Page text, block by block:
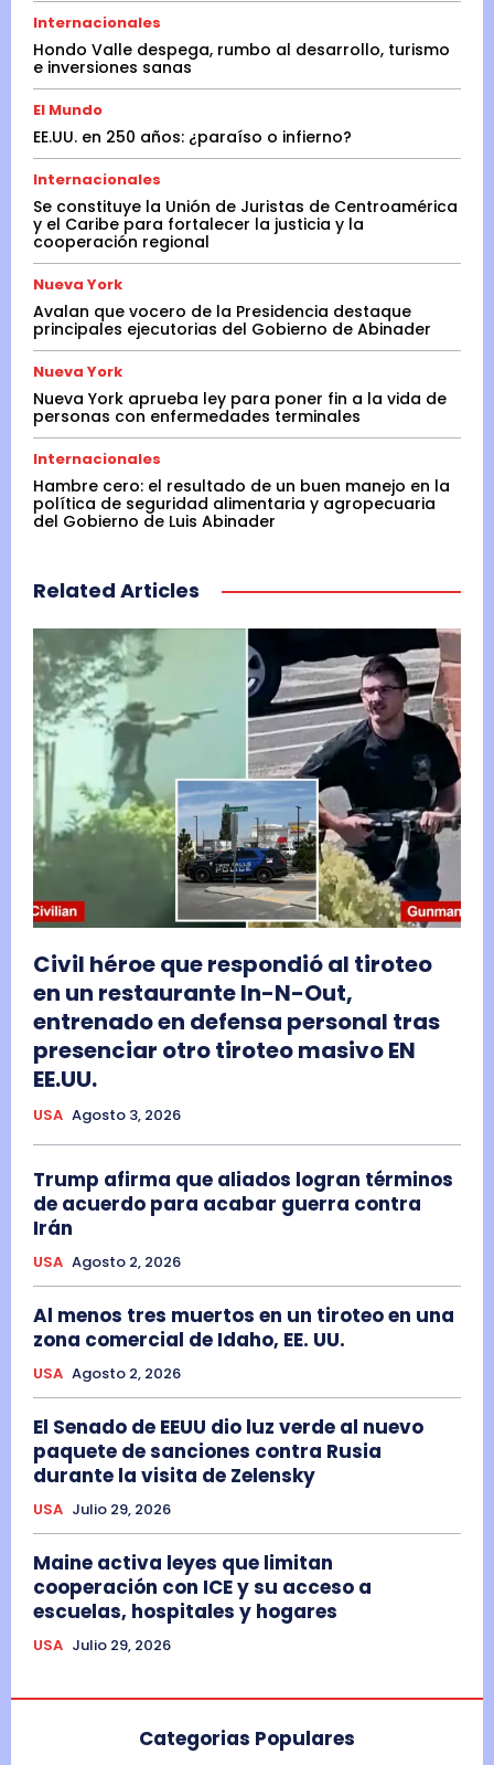
Internacionales
Hondo Valle despega, rumbo al desarrollo, turismo
e inversiones sanas
El Mundo
EE.UU. en 250 años: ¿paraíso o infierno?
Internacionales
Se constituye la Unión de Juristas de Centroamérica
y el Caribe para fortalecer la justicia y la
cooperación regional
Nueva York
Avalan que vocero de la Presidencia destaque
principales ejecutorias del Gobierno de Abinader
Nueva York
Nueva York aprueba ley para poner fin a la vida de
personas con enfermedades terminales
Internacionales
Hambre cero: el resultado de un buen manejo en la
política de seguridad alimentaria y agropecuaria
del Gobierno de Luis Abinader
Related Articles
Civil héroe que respondió al tiroteo
en un restaurante In-N-Out,
entrenado en defensa personal tras
presenciar otro tiroteo masivo EN
EE.UU.
USA Agosto 3, 2026
Trump afirma que aliados logran términos
de acuerdo para acabar guerra contra
Irán
USA Agosto 2, 2026
Al menos tres muertos en un tiroteo en una
zona comercial de Idaho, EE. UU.
USA Agosto 2, 2026
El Senado de EEUU dio luz verde al nuevo
paquete de sanciones contra Rusia
durante la visita de Zelensky
USA Julio 29, 2026
Maine activa leyes que limitan
cooperación con ICE y su acceso a
escuelas, hospitales y hogares
USA Julio 29, 2026
Categorias Populares